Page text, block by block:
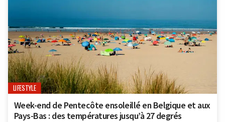
LIFESTYLE
Week-end de Pentecôte ensoleillé en Belgique et aux
Pays-Bas : des températures jusqu’à 27 degrés